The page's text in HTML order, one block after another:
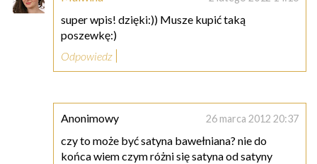
super wpis! dzięki:)) Musze kupić taką
poszewkę:)
Odpowiedz
Anonimowy 26 marca 2012 20:37
czy to może być satyna bawełniana? nie do
końca wiem czym różni się satyna od satyny